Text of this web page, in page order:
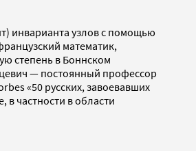
инварианта узлов с помощью
математик,
степень в Боннском
— постоянный профессор
«50 русских, завоевавших
частности в области